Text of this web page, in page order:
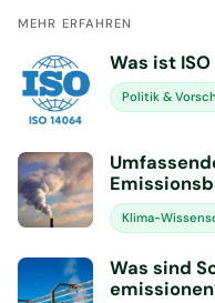
MEHR ERFAHREN
Was ist
Politik &
Klima-
Was sind